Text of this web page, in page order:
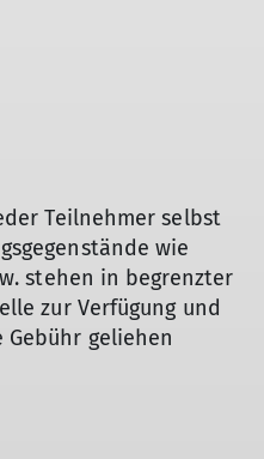
Teilnehmer selbst
wie
stehen in begrenzter
zur Verfügung und
geliehen